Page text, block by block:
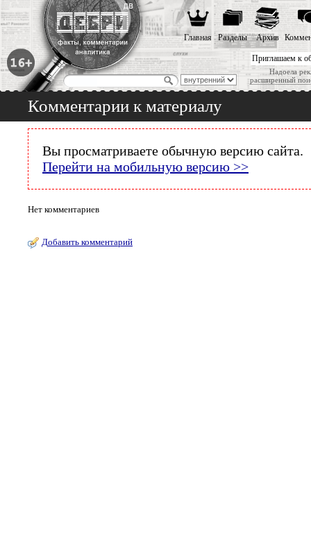
Приглашаем к
Надоела
расширенный
Главная Разделы Архив
Комментарии к материалу
Вы просматриваете обычную версию сайта.
Перейти на мобильную версию >>
Нет комментариев
Добавить комментарий